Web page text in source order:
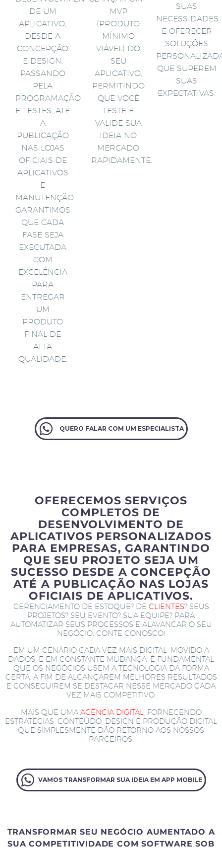
DE UM
APLICATIVO,
DESDE A
CONCEPÇÃO
E DESIGN,
PASSANDO
PELA
PROGRAMAÇÃO
E TESTES, ATÉ
A
PUBLICAÇÃO
NAS LOJAS
OFICIAIS DE
APLICATIVOS
E
MANUTENÇÃO.
GARANTIMOS
QUE CADA
FASE SEJA
EXECUTADA
COM
EXCELÊNCIA
PARA
ENTREGAR
UM
PRODUTO
FINAL DE
ALTA
QUALIDADE.
MVP
(PRODUTO
MÍNIMO
VIÁVEL) DO
SEU
APLICATIVO,
PERMITINDO
QUE VOCÊ
TESTE E
VALIDE SUA
IDEIA NO
MERCADO
RAPIDAMENTE.
SUAS
NECESSIDADES
E OFERECER
SOLUÇÕES
QUE SUPEREM
SUAS
EXPECTATIVAS.
QUERO FALAR COM UM ESPECIALISTA
OFERECEMOS SERVIÇOS
COMPLETOS DE
DESENVOLVIMENTO DE
APLICATIVOS PERSONALIZADOS
PARA EMPRESAS, GARANTINDO
QUE SEU PROJETO SEJA UM
SUCESSO DESDE A CONCEPÇÃO
ATÉ A PUBLICAÇÃO NAS LOJAS
OFICIAIS DE APLICATIVOS.
GERENCIAMENTO DE ESTOQUE? DE CLIENTES? SEUS
PROJETOS? SEU EVENTO? SUA EQUIPE? PARA
AUTOMATIZAR SEUS PROCESSOS E ALAVANCAR O SEU
NEGÓCIO. CONTE CONOSCO!
EM UM CENÁRIO CADA VEZ MAIS DIGITAL, MOVIDO A
DADOS, E EM CONSTANTE MUDANÇA, É FUNDAMENTAL
QUE OS NEGÓCIOS USEM A TECNOLOGIA DA FORMA
CERTA, A FIM DE ALCANÇAREM MELHORES RESULTADOS
E CONSEGUIREM SE DESTACAR NESSE MERCADO CADA
VEZ MAIS COMPETITIVO.
MAIS QUE UMA AGÊNCIA DIGITAL
, FORNECENDO
ESTRATÉGIAS, CONTEÚDO, DESIGN E PRODUÇÃO DIGITAL
QUE SIMPLESMENTE DÃO RETORNO AOS NOSSOS
PARCEIROS.
VAMOS TRANSFORMAR SUA IDEIA EM APP MOBILE
TRANSFORMAR SEU NEGÓCIO AUMENTADO A
SUA COMPETITIVIDADE COM SOFTWARE SOB